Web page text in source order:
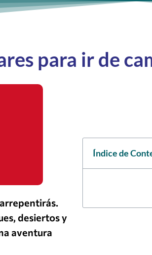
para ir de
desiertos y
aventura
Índice de